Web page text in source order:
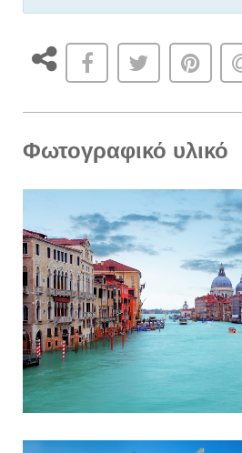
Φωτογραφικό υλικό